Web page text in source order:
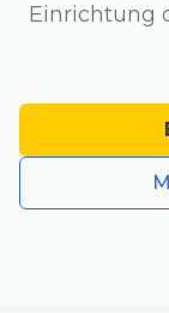
Einrichtung